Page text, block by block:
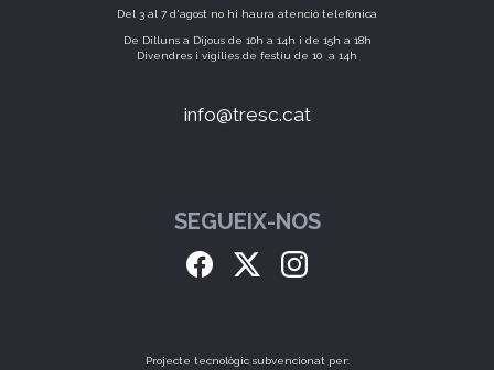
Del 3 al 7 d'agost no hi haura atenció telefònica
De Dilluns a Dijous de 10h a 14h i de 15h a 18h
Divendres i vigílies de festiu de 10 a 14h
info@tresc.cat
SEGUEIX-NOS
Projecte tecnològic subvencionat per: